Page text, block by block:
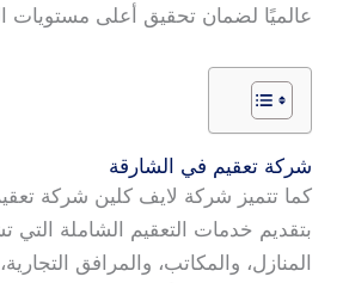
عالميًا لضمان تحقيق أعلى مستويات
شركة تعقيم في الشارقة
كما تتميز شركة لايف كلين شركة
بتقديم خدمات التعقيم الشاملة التي
المنازل، والمكاتب، والمرافق